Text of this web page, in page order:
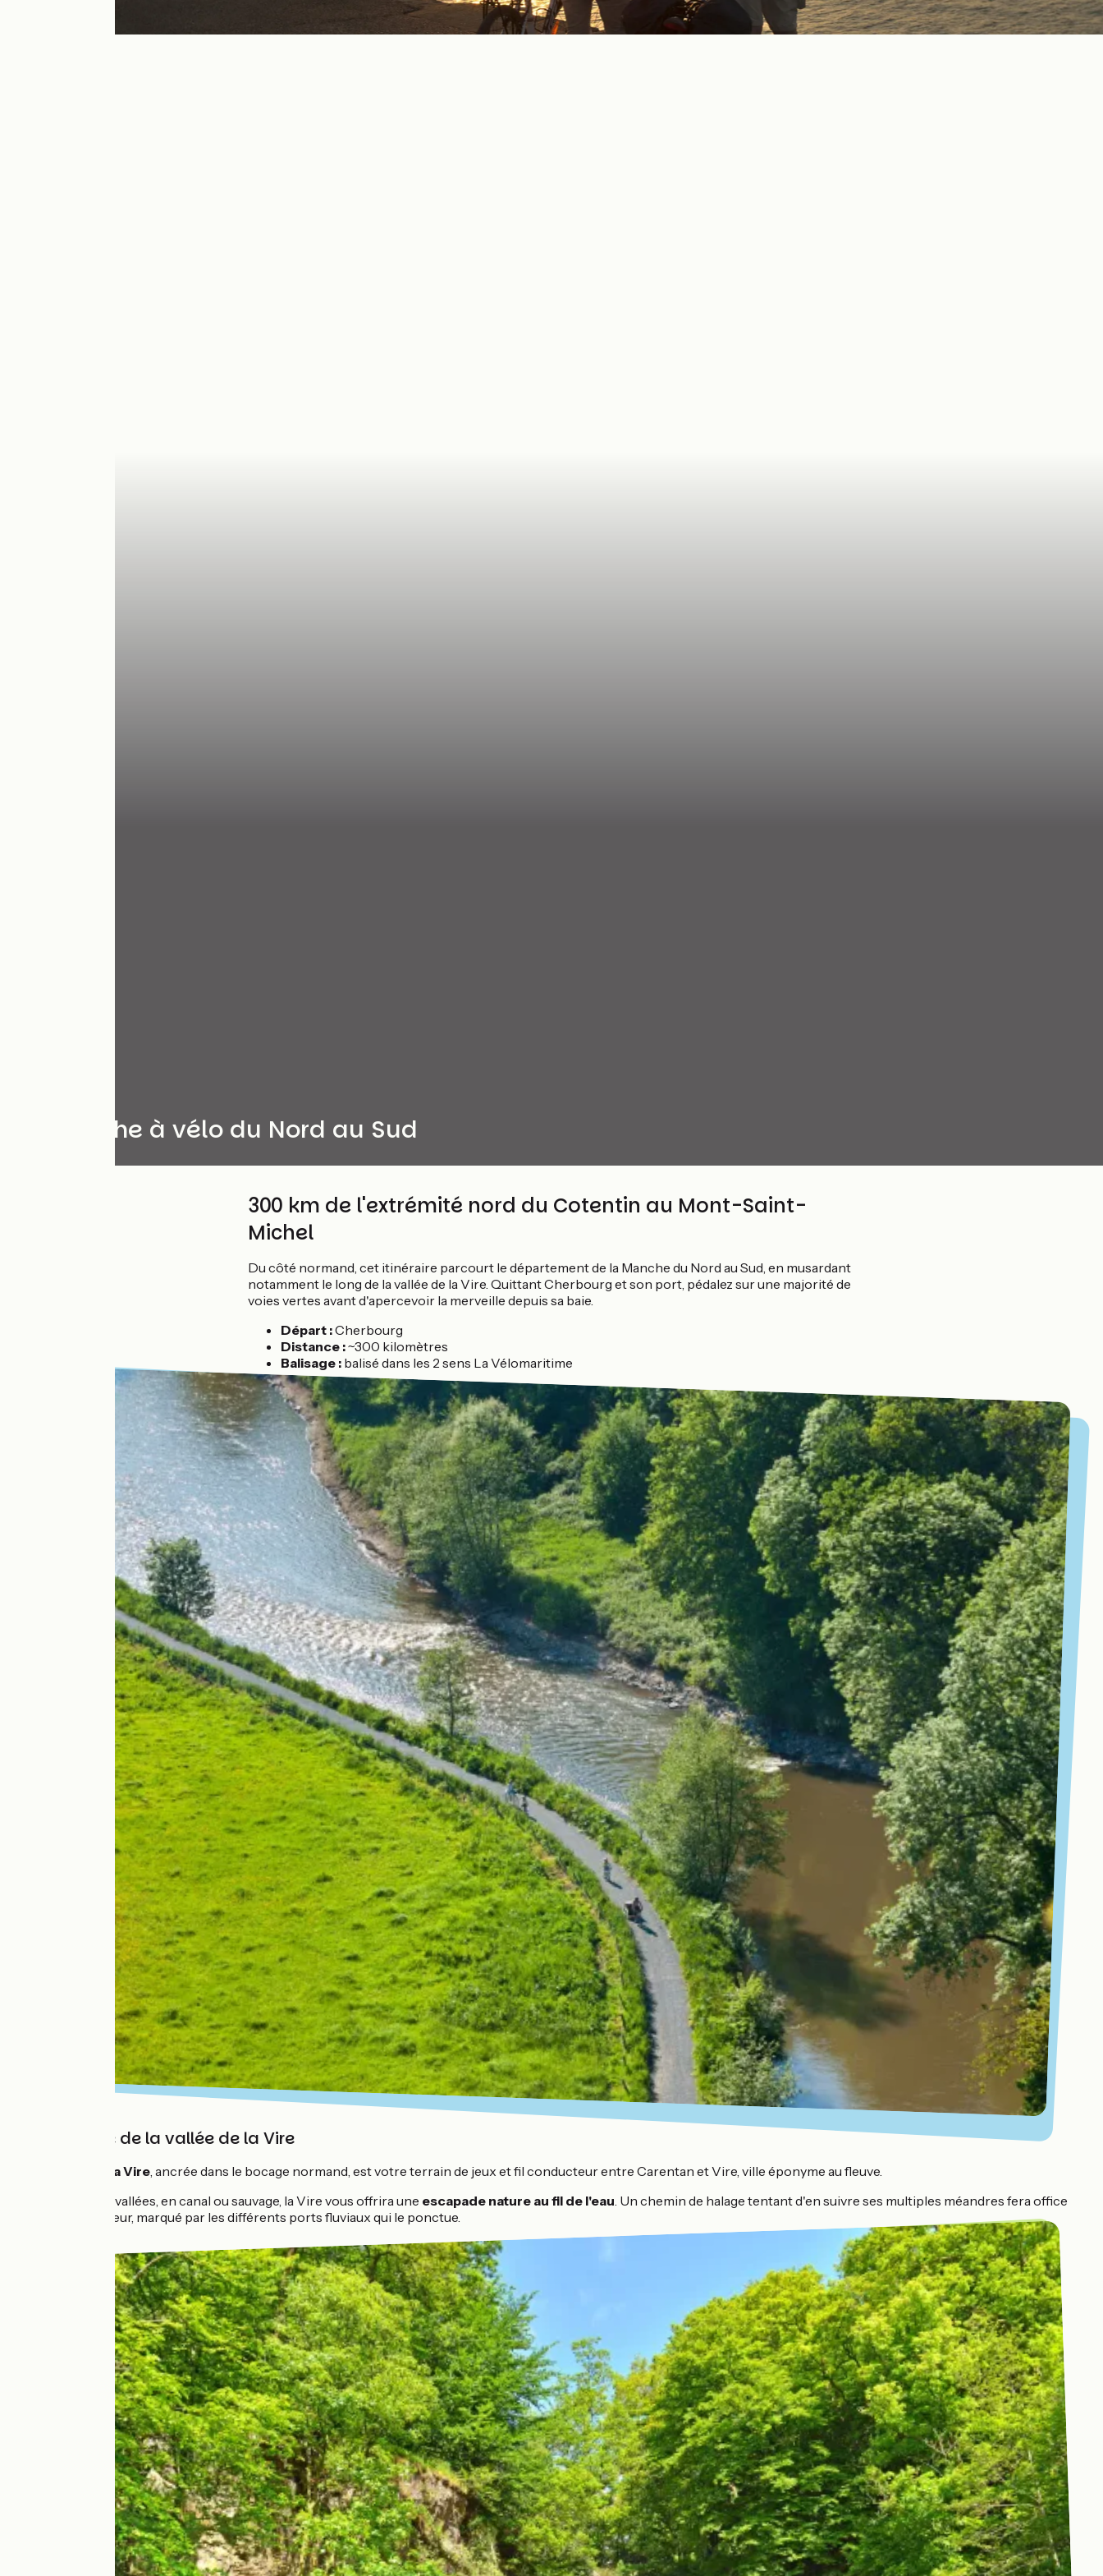
La Manche à vélo du Nord au Sud
300 km de l'extrémité nord du Cotentin au Mont-Saint-
Michel
Du côté normand, cet itinéraire parcourt le département de la Manche du Nord au Sud, en musardant
notamment le long de la vallée de la Vire. Quittant Cherbourg et son port, pédalez sur une majorité de
voies vertes avant d'apercevoir la merveille depuis sa baie.
Départ :Cherbourg
Distance :~300 kilomètres
Balisage : balisé dans les 2 sens La Vélomaritime
Au rythme de la vallée de la Vire
Vallée de la Vire , ancrée dans le bocage normand, est votre terrain de jeux et fil conducteur entre Carentan et Vire, ville éponyme au fleuve.
De vallons en vallées, en canal ou sauvage, la Vire vous offrira une escapade nature au fil de l'eau . Un chemin de halage tentant d'en suivre ses multiples méandres fera office
de fil conducteur, marqué par les différents ports fluviaux qui le ponctue.